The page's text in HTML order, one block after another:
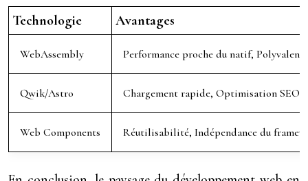
Technologie Avantages
WebAssembly Performance proche du natif,
Qwik/Astro Chargement rapide, Optimisation SEO
Web Components Réutilisabilité, Indépendance du